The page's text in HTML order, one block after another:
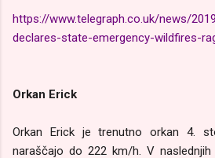
https://www.telegraph.co.uk/news/
declares-state-emergency-wildfires-
Orkan Erick
Orkan Erick je trenutno orkan 4.
naraščajo do 222 km/h. V